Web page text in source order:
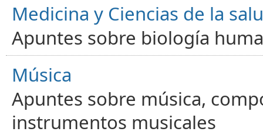
Medicina y Ciencias de la
Apuntes sobre biología
Música
Apuntes sobre música,
instrumentos musicales